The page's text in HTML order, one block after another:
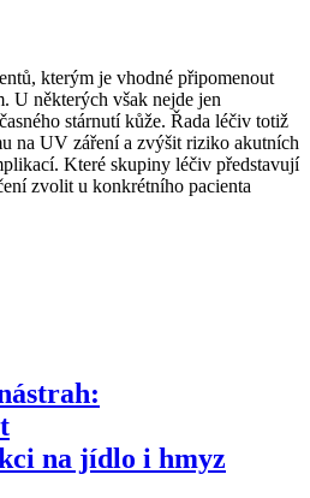
kterým je vhodné připomenout
U některých však nejde jen
stárnutí kůže. Řada léčiv totiž
na UV záření a zvýšit riziko akutních
Které skupiny léčiv představují
zvolit u konkrétního pacienta
na jídlo i hmyz